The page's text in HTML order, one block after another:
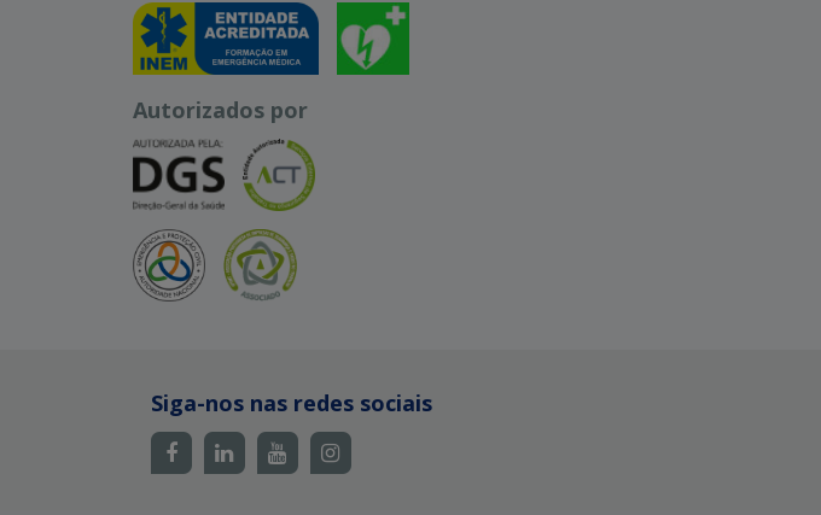
Autorizados por
Siga-nos nas redes sociais